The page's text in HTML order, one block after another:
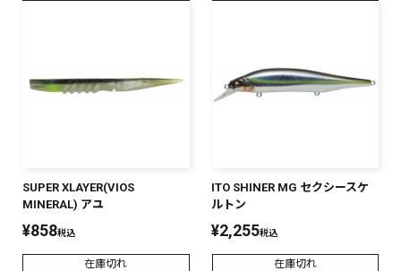
SUPER XLAYER(VIOS
MINERAL) アユ
¥858税込
在庫切れ
ITO SHINER MG セクシースケ
ルトン
¥2,255税込
在庫切れ